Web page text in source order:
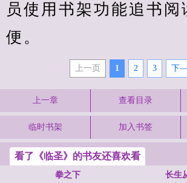
员使用书架功能追书阅
便。
上一页 1 2 3 下
上一章 查看目录
临时书架 加入书签
看了《临圣》的书友还喜欢看
拳之下
长生